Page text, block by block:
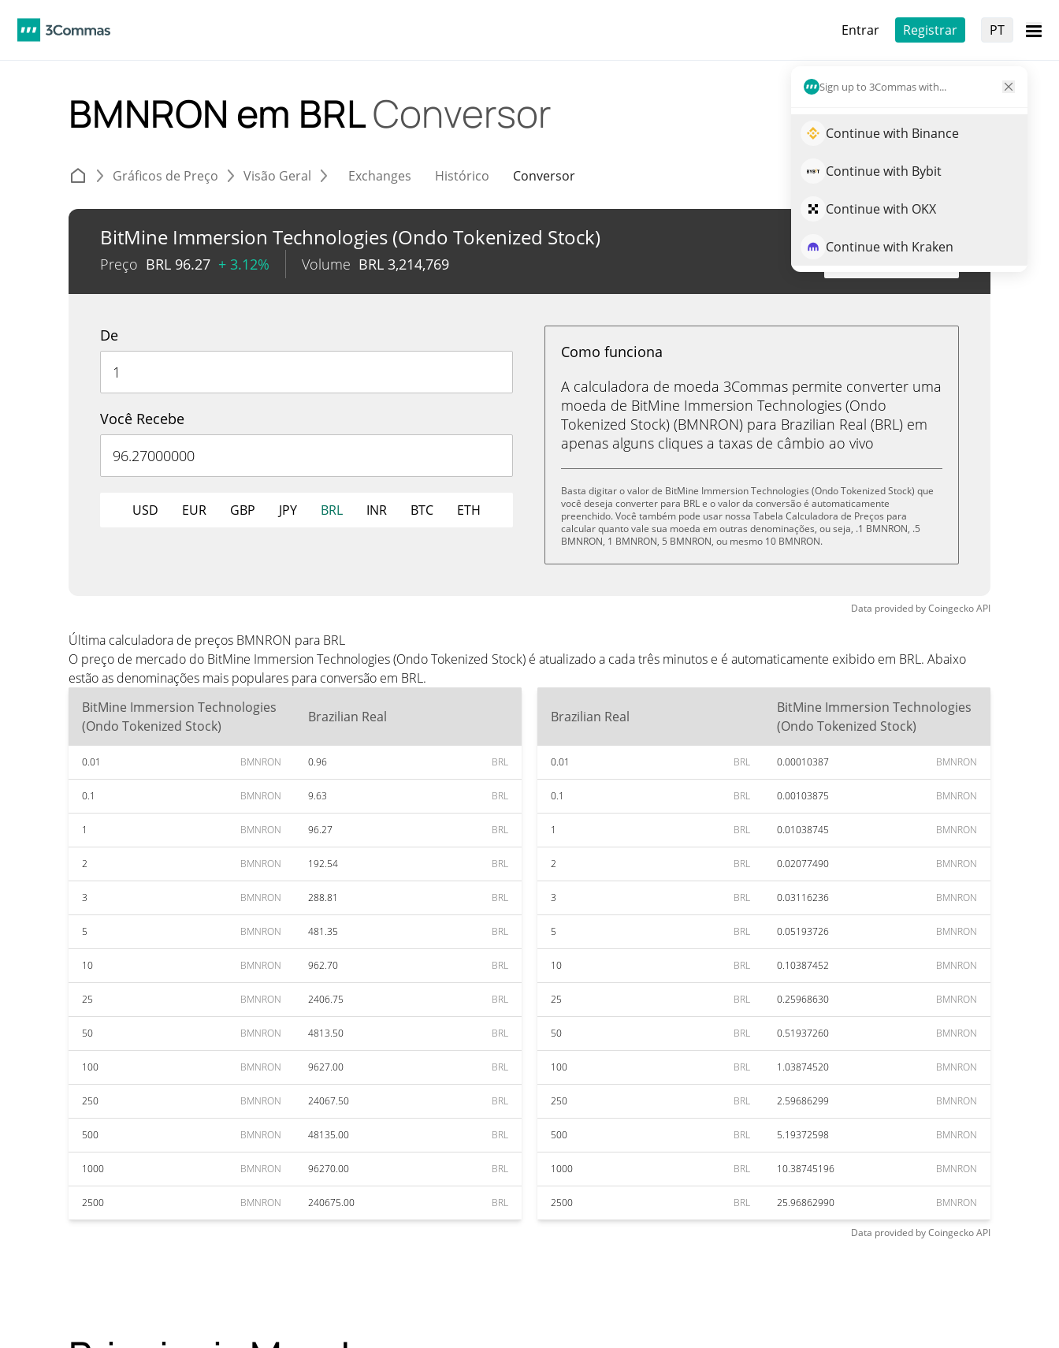
Entrar Registrar PT
Sign up to 3Commas with...
Continue with Binance
Continue with Bybit
Continue with OKX
Continue with Kraken
BMNRON em BRLConversor
Gráficos de Preço Visão Geral Exchanges Histórico Conversor
BitMine Immersion Technologies (Ondo Tokenized Stock)
Preço BRL 96.27 + 3.12% Volume BRL 3,214,769
De
Você Recebe
USD EUR GBP JPY BRL INR BTC ETH
Como funciona
A calculadora de moeda 3Commas permite converter uma
moeda de BitMine Immersion Technologies (Ondo
Tokenized Stock) (BMNRON) para Brazilian Real (BRL) em
apenas alguns cliques a taxas de câmbio ao vivo
Basta digitar o valor de BitMine Immersion Technologies (Ondo Tokenized Stock) que
você deseja converter para BRL e o valor da conversão é automaticamente
preenchido. Você também pode usar nossa Tabela Calculadora de Preços para
calcular quanto vale sua moeda em outras denominações, ou seja, .1 BMNRON, .5
BMNRON, 1 BMNRON, 5 BMNRON, ou mesmo 10 BMNRON.
Data provided byCoingeckoAPI
Última calculadora de preços BMNRON para BRL
O preço de mercado do BitMine Immersion Technologies (Ondo Tokenized Stock) é atualizado a cada três minutos e é automaticamente exibido em BRL. Abaixo
estão as denominações mais populares para conversão em BRL.
BitMine Immersion Technologies
(Ondo Tokenized Stock)
Brazilian Real
0.01 BMNRON 0.96 BRL
0.1 BMNRON 9.63 BRL
1 BMNRON 96.27 BRL
2 BMNRON 192.54 BRL
3 BMNRON 288.81 BRL
5 BMNRON 481.35 BRL
10 BMNRON 962.70 BRL
25 BMNRON 2406.75 BRL
50 BMNRON 4813.50 BRL
100 BMNRON 9627.00 BRL
250 BMNRON 24067.50 BRL
500 BMNRON 48135.00 BRL
1000 BMNRON 96270.00 BRL
2500 BMNRON 240675.00 BRL
Brazilian Real
BitMine Immersion Technologies
(Ondo Tokenized Stock)
0.01 BRL 0.00010387 BMNRON
0.1 BRL 0.00103875 BMNRON
1 BRL 0.01038745 BMNRON
2 BRL 0.02077490 BMNRON
3 BRL 0.03116236 BMNRON
5 BRL 0.05193726 BMNRON
10 BRL 0.10387452 BMNRON
25 BRL 0.25968630 BMNRON
50 BRL 0.51937260 BMNRON
100 BRL 1.03874520 BMNRON
250 BRL 2.59686299 BMNRON
500 BRL 5.19372598 BMNRON
1000 BRL 10.38745196 BMNRON
2500 BRL 25.96862990 BMNRON
Data provided byCoingeckoAPI